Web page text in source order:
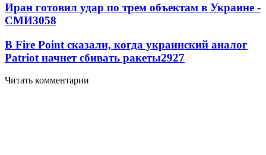
Иран готовил удар по трем объектам в Украине -
СМИ3058
В Fire Point сказали, когда украинский аналог
Patriot начнет сбивать ракеты2927
Читать комментарии